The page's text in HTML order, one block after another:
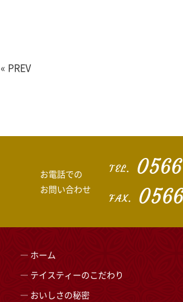
« PREV
お電話での
お問い合わせ
TEL.
FAX.
ホーム
テイスティーのこだわり
おいしさの秘密